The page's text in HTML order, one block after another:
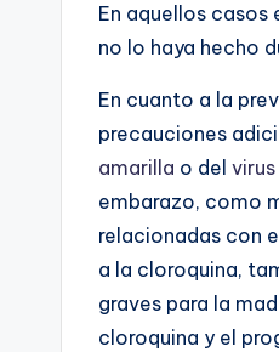
En aquellos casos
no lo haya hecho
En cuanto a la
precauciones
amarilla o del
embarazo, como
relacionadas con el
a la cloroquina,
graves para la
cloroquina y el